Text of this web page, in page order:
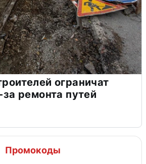
ограничат
ремонта путей
Промокоды